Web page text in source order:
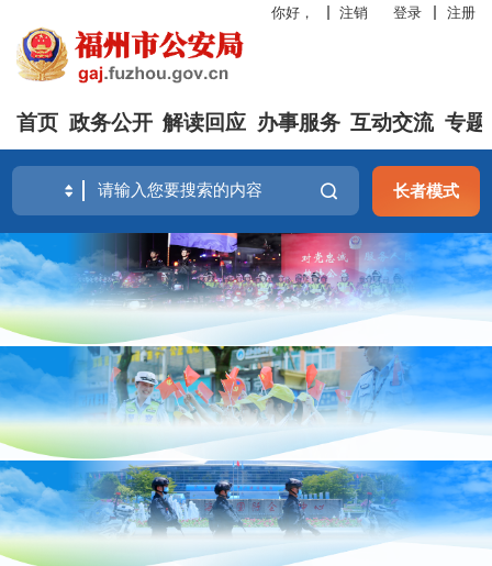
你好， 注销 登录 注册
首页 政务公开 解读回应 办事服务 互动交流 专题
长者模式